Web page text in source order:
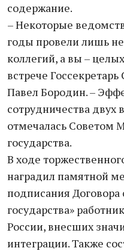
содержание.
– Некоторые
годы провели лишь
коллегий, а вы –
встрече
Павел Бородин. –
сотрудничества
отмечалась Советом
государства.
В ходе
наградил памятной
подписания
государства»
России, внесших
интеграции. Также